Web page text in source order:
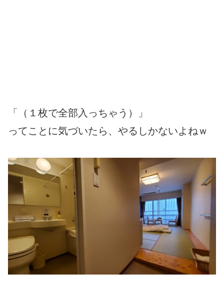
「（１枚で全部入っちゃう）」
ってことに気づいたら、やるしかないよねｗ